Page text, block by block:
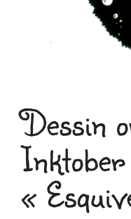
Dessin
«